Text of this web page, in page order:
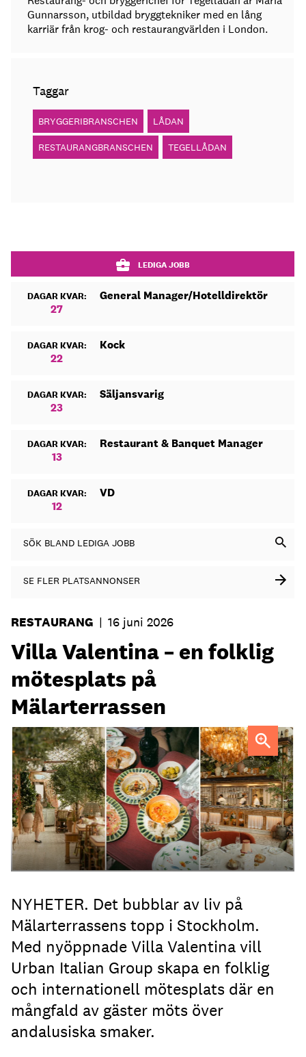
Gunnarsson, utbildad bryggtekniker med en lång
karriär från krog- och restaurangvärlden i London.
Taggar
BRYGGERIBRANSCHEN LÅDAN
RESTAURANGBRANSCHEN TEGELLÅDAN
LEDIGA JOBB
DAGAR KVAR:
27
General Manager/Hotelldirektör
DAGAR KVAR:
22
Kock
DAGAR KVAR:
23
Säljansvarig
DAGAR KVAR:
13
Restaurant & Banquet Manager
DAGAR KVAR:
12
VD
SÖK BLAND LEDIGA JOBB
SE FLER PLATSANNONSER
RESTAURANG | 16 juni 2026
Villa Valentina – en folklig
mötesplats på
Mälarterrassen
FOTO: Urban Italian Group
NYHETER. Det bubblar av liv på
Mälarterrassens topp i Stockholm.
Med nyöppnade Villa Valentina vill
Urban Italian Group skapa en folklig
och internationell mötesplats där en
mångfald av gäster möts över
andalusiska smaker.